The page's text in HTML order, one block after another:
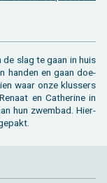
slag te gaan in huis
han­den en gaan doe-
waar onze klus­sers
en Ca­ther­i­ne in
hun zwem­bad. Hier­